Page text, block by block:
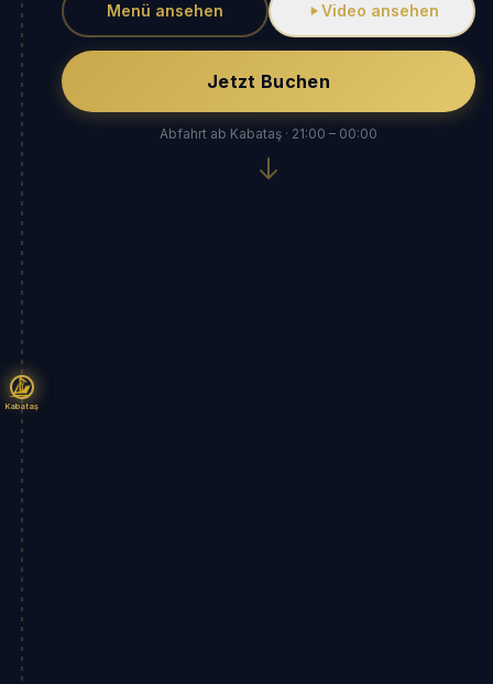
Kabataş
Menü ansehen Video ansehen
Jetzt Buchen
Abfahrt ab Kabataş · 21:00 – 00:00